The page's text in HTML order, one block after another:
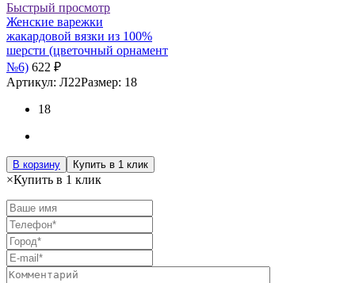
Быстрый просмотр
Женские варежки
жакардовой вязки из 100%
шерсти (цветочный орнамент
№6) 622 ₽
Артикул: Л22Размер: 18
18
В корзину Купить в 1 клик
×Купить в 1 клик